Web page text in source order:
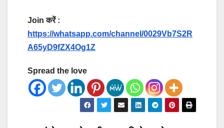
Join करें :
https://whatsapp.com/channel/0029Vb7S2R
A65yD9fZX4Og1Z
Spread the love